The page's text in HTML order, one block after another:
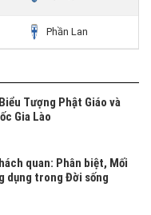
Phần Lan
Tượng Phật Giáo và
Gia Lào
quan: Phân biệt, Mối
dụng trong Đời sống